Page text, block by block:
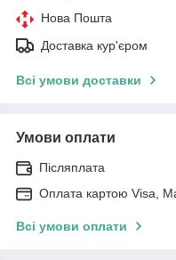
Нова Пошта
Доставка кур'єром
Всі умови доставки
Умови оплати
Післяплата
Оплата картою Visa,
Всі умови оплати